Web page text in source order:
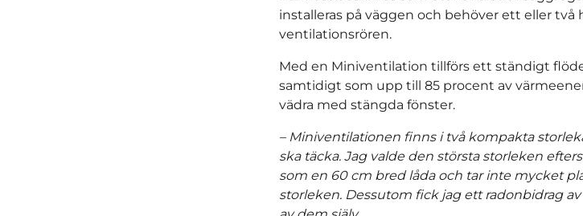
installeras på väggen och behöver ett eller
ventilationsrören.
Med en Miniventilation tillförs ett ständigt
samtidigt som upp till 85 procent av
vädra med stängda fönster.
– Miniventilationen finns i två kompakta
ska täcka. Jag valde den största storleken
som en 60 cm bred låda och tar inte mycket
storleken. Dessutom fick jag ett radonbidrag